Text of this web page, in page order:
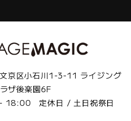
京区小石川1-3-11 ライジング
ザ後楽園6F
18:00 定休日 / 土日祝祭日